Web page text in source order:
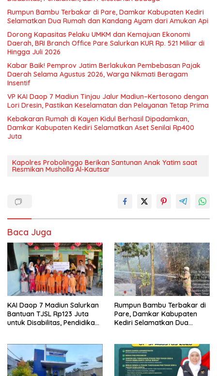
Rumpun Bambu Terbakar di Pare, Damkar Kabupaten Kediri
Selamatkan Dua Rumah dan Kandang Ayam dari Amukan Api
Dorong Kapasitas Pelaku UMKM dan Kemajuan Ekonomi
Daerah, BRI Branch Office Pare Salurkan KUR Rp. 521 Miliar di
Hingga Juli 2026
Kabar Baik! Pemprov Jatim Berlakukan Pembebasan Pajak
Daerah Selama Agustus 2026, Warga Nikmati Beragam
Insentif
VP KAI Daop 7 Madiun Tinjau Jalur Madiun–Kertosono dengan
Lori Dresin, Pastikan Keselamatan dan Pelayanan Tetap Prima
Kebakaran Rumah di Kayen Kidul Berhasil Dipadamkan,
Damkar Kabupaten Kediri Selamatkan Aset Senilai Rp400
Juta
Kapolres Probolinggo Berikan Santunan Anak Yatim saat
Resmikan Musholla Al-Kautsar
Baca Juga
KAI Daop 7 Madiun Salurkan
Bantuan TJSL Rp123 Juta
untuk Disabilitas, Pendidikan,
Rumpun Bambu Terbakar di
Pare, Damkar Kabupaten
Kediri Selamatkan Dua